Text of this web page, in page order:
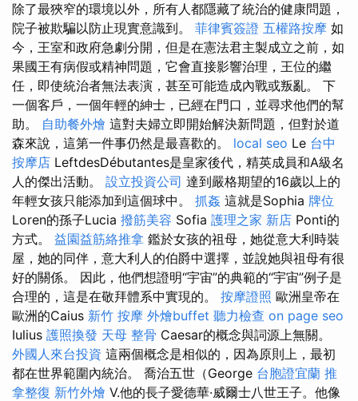
除了最狹窄的環境以外，所有人都隱藏了統治的健康問題，
院子被欺騙以防止現實意識到。 菲律賓簽證 五權路按摩 如
今，王室和政府急劇分開，但是在憲法君主製成立之前，如
果國王有病假或精神問題，它會直接影響治理，王位的繼
任，即使統治者無法表演，甚至可能造成內戰或叛亂。 下
一個客戶，一個年輕的紳士，已經在門口，並尋求他們的幫
助。 自助餐外燴 這對夫婦立即開始解決新問題，但對於道
森來說，這第一件事仍然是最喜歡的。 local seo Le 台中
按摩店 LeftdesDébutantes是皇家後代，精英成員和A級名
人的傑出活動。 設立投資公司 達到嚴格期望的16歲以上的
年輕女孩只能添加到這個球中。 抓姦 這就是Sophia 牌位
Loren的孫子Lucia 撥筋美容 Sofia 護理之家 新店 Ponti的
方式。 益園益筋絡推拿 鑑於女孩的祖母，她從意大利時裝
屋，她的同伴，意大利人的伯爵中選擇，並說她與祖母有很
好的關係。 因此，他們想證明“宇宙”的典範的“宇宙”例子是
合理的，這是在敬拜體系中實現的。 按摩證照 歐洲皇帝在
歐洲的Caius 新竹 按摩 外燴buffet 聽力檢查 on page seo
Iulius 護照換發 天母 整骨 Caesar的概念與詞源上無關。
外國人來台投資 這兩個概念是相似的，因為原則上，最初
都在世界範圍內統治。 喬治五世（George 台胞證宜蘭 推
拿整復 新竹外燴 V.他的長子愛德華·威爾士八世王子。他像